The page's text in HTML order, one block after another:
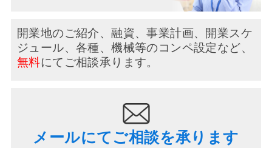
開業地のご紹介、融資、事業計画、開業スケ
ジュール、 各種、機械等のコンペ設定など、
無料にてご相談承ります。
メールにてご相談を承ります